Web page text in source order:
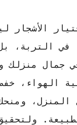
الأشجار
في التربة،
جمال منزلك
الهواء،
المنزل،